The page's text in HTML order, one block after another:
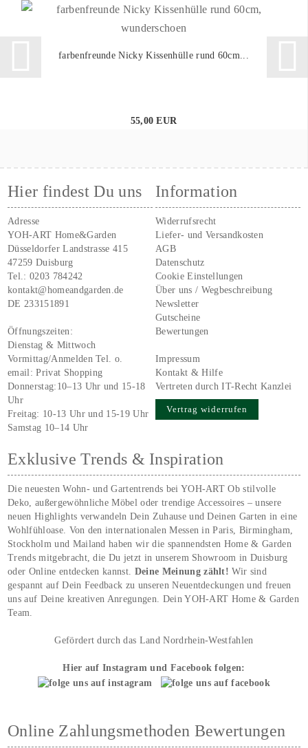
farbenfreunde Nicky Kissenhülle rund 60cm...
55,00 EUR
Hier findest Du uns
Adresse
YOH-ART Home&Garden
Düsseldorfer Landstrasse 415
47259 Duisburg
Tel.:0203 784242
kontakt@homeandgarden.de
DE 233151891
Öffnungszeiten:
Dienstag & Mittwoch
Vormittag/Anmelden Tel. o.
email:Privat Shopping
Donnerstag:10–13 Uhr und 15-18
Uhr
Freitag: 10-13 Uhr und 15-19 Uhr
Samstag 10–14 Uhr
Information
Widerrufsrecht
Liefer- und Versandkosten
AGB
Datenschutz
Cookie Einstellungen
Über uns / Wegbeschreibung
Newsletter
Gutscheine
Bewertungen
Impressum
Kontakt & Hilfe
Vertreten durch IT-Recht Kanzlei
Vertrag widerrufen
Exklusive Trends & Inspiration
Die neuesten Wohn- und Gartentrends bei YOH‑ART Ob stilvolle
Deko, außergewöhnliche Möbel oder trendige Accessoires – unsere
neuen Highlights verwandeln Dein Zuhause und Deinen Garten in eine
Wohlfühloase. Von den internationalen Messen in Paris, Birmingham,
Stockholm und Mailand haben wir die spannendsten Home & Garden
Trends mitgebracht, die Du jetzt in unserem Showroom in Duisburg
oder Online entdecken kannst. Deine Meinung zählt!Wir sind
gespannt auf Dein Feedback zu unseren Neuentdeckungen und freuen
uns auf Deine kreativen Anregungen. Dein YOH‑ART Home & Garden
Team.
Gefördert durch das Land Nordrhein-Westfahlen
Hier auf Instagram und Facebook folgen:
Online Zahlungsmethoden Bewertungen